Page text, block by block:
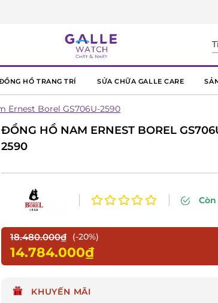
HỒ TRANG TRÍ SỬA CHỮA GALLE CARE
Ernest Borel GS706U-2590
ĐỒNG HỒ NAM ERNEST BOREL
2590
18.480.000₫ (-20%)
14.784.000₫
KHUYẾN MÃI